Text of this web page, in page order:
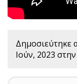
Δημοσιεύτηκε
Ιούν, 2023